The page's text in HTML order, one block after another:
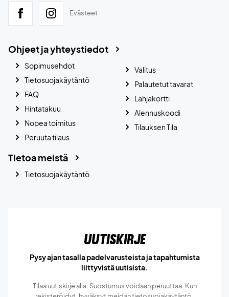
Evästeet
Ohjeet ja yhteystiedot
Sopimusehdot
Tietosuojakäytäntö
FAQ
Hintatakuu
Nopea toimitus
Peruuta tilaus
Valitus
Palautetut tavarat
Lahjakortti
Alennuskoodi
Tilauksen Tila
Tietoa meistä
Tietosuojakäytäntö
Uutiskirje
Pysy ajan tasalla padelvarusteista ja tapahtumista
liittyvistä uutisista.
Tilaa uutiskirje alla. Suostumus voidaan peruuttaa. Kun